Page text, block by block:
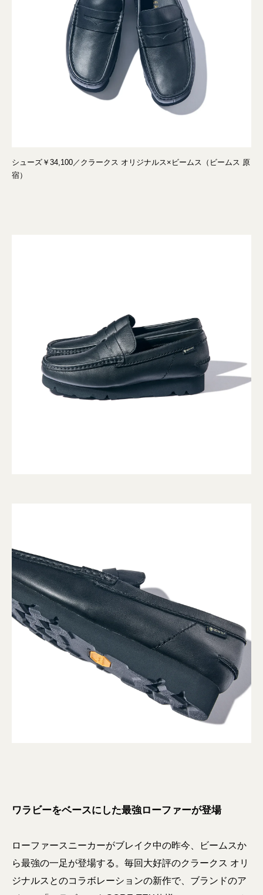
シューズ￥34,100／クラークス オリジナルス×ビームス（ビームス 原
宿）
ワラビーをベースにした最強ローファーが登場
ローファースニーカーがブレイク中の昨今、ビームスか
ら最強の一足が登場する。毎回大好評のクラークス オリ
ジナルスとのコラボレーションの新作で、ブランドのア